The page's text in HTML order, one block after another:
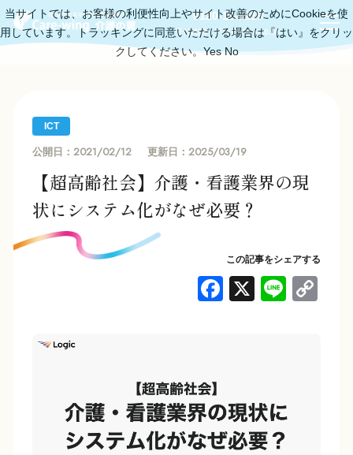
0120-11-6219
受付時間：平日10:00～18:00
ICT
公開日： 2021/02/12 更新日： 2025/03/19
【超高齢社会】介護・看護業界の現
状にシステム化がなぜ必要？
この記事をシェアする
F
o
o
X Li
当サイトでは、お客様の利便性向上やサイト改善のためにCookieを使
用しています。トラッキングに同意いただける場合は『はい』をクリッ
クしてください。Yes No